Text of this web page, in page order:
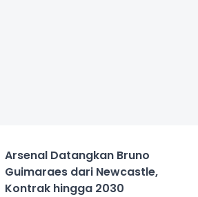
Arsenal Datangkan Bruno
Guimaraes dari Newcastle,
Kontrak hingga 2030